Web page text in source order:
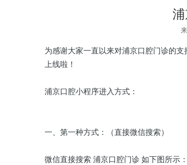
为感谢大家一直以来对浦京口腔门诊的
上线啦！
浦京口腔小程序进入方式：
一、第一种方式：（直接微信搜索）
微信直接搜索 浦京口腔门诊 如下图所示：